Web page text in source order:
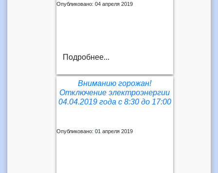
Опубликовано: 04 апреля 2019
Подробнее...
Вниманию горожан!
Отключение электроэнергии
04.04.2019 года с 8:30 до 17:00
Опубликовано: 01 апреля 2019